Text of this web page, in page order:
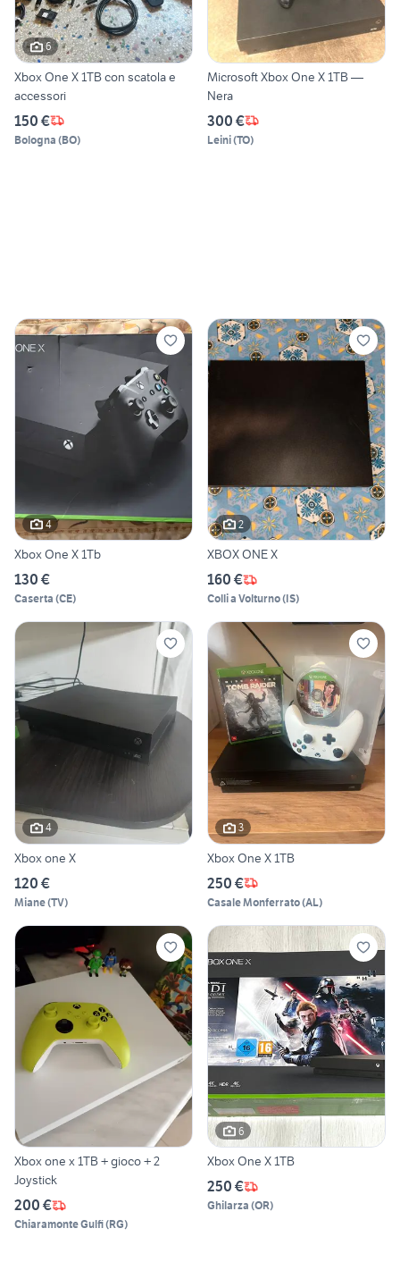
6
Xbox One X 1TB con scatola e
accessori
150 €
Bologna (BO)
Microsoft Xbox One X 1TB —
Nera
300 €
Leini(TO)
4
Xbox One X 1Tb
130 €
Caserta (CE)
2
XBOX ONE X
160 €
Colli a Volturno(IS)
4
Xbox one X
120 €
Miane(TV)
3
Xbox One X 1TB
250 €
Casale Monferrato(AL)
Xbox one x 1TB + gioco + 2
Joystick
200 €
Chiaramonte Gulfi(RG)
6
Xbox One X 1TB
250 €
Ghilarza (OR)